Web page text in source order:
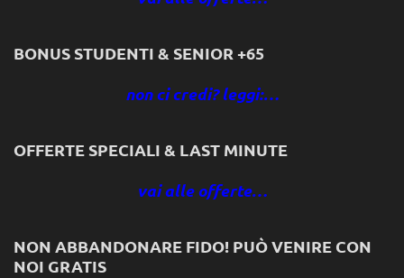
BONUS STUDENTI & SENIOR +65
non ci credi? leggi:…
OFFERTE SPECIALI & LAST MINUTE
vai alle offerte…
NON ABBANDONARE FIDO! PUÒ VENIRE CON
NOI GRATIS